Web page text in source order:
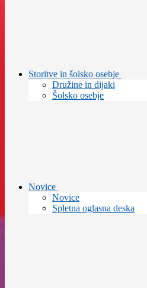
Storitve in šolsko osebje
Družine in dijaki
Šolsko osebje
Novice
Novice
Spletna oglasna deska